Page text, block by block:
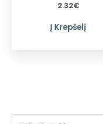
2.32€
Į Krepšelį